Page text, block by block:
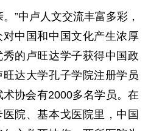
中卢人文交流丰富多彩，
中国和中国文化产生浓厚
的卢旺达学子获得中国政
达大学孔子学院注册学员
协会有2000多名学员。在
院、基本戈医院里，中国